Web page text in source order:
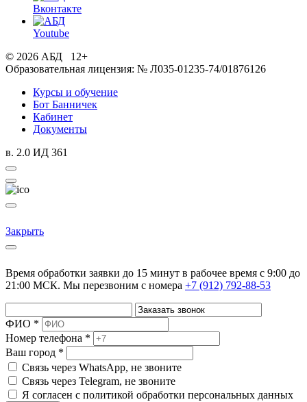
Вконтакте
Youtube
© 2026 АБД 12+
Образовательная лицензия: № Л035-01235-74/01876126
Курсы и обучение
Бот Банничек
Кабинет
Документы
в. 2.0 ИД 361
Закрыть
Время обработки заявки до 15 минут в рабочее время c 9:00 до
21:00 МСК. Мы перезвоним с номера +7 (912) 792-88-53
ФИО *
Номер телефона *
Ваш город *
Cвязь через WhatsApp, не звоните
Cвязь через Telegram, не звоните
Я согласен с политикой обработки персональных данных